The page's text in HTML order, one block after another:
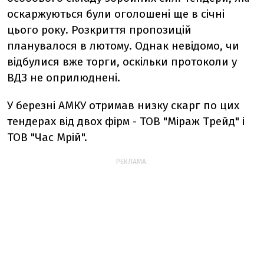
оскаржуються були оголошені ще в січні
цього року. Розкриття пропозицій
планувалося в лютому. Однак невідомо, чи
відбулися вже торги, оскільки протоколи у
ВДЗ не оприлюднені.
У березні АМКУ отримав низку скарг по цих
тендерах від двох фірм - ТОВ "Міраж Трейд" і
ТОВ "Час Мрій".
РЕКЛАМА: